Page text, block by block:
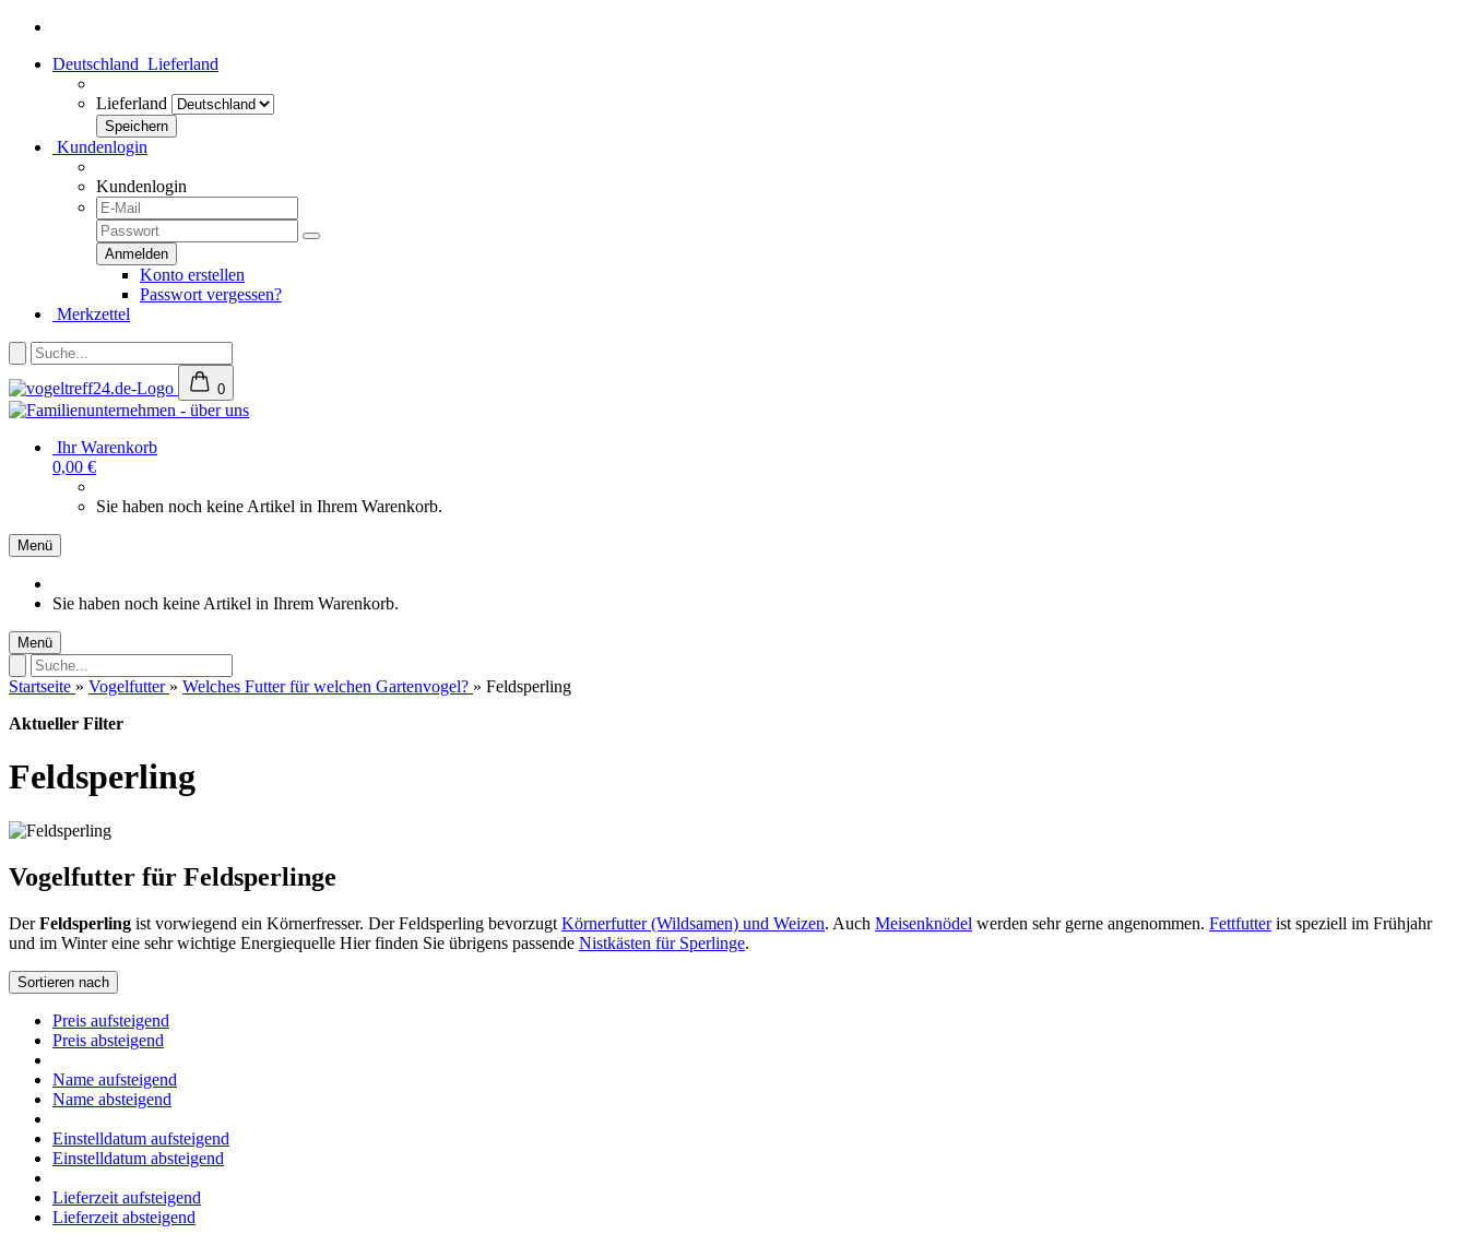
Deutschland Lieferland
Lieferland
Kundenlogin
Kundenlogin
Konto erstellen
Passwort vergessen?
Merkzettel
0
Ihr Warenkorb
0,00 €
Sie haben noch keine Artikel in Ihrem Warenkorb.
Menü
Sie haben noch keine Artikel in Ihrem Warenkorb.
Menü
Startseite » Vogelfutter » Welches Futter für welchen Gartenvogel? » Feldsperling
Aktueller Filter
Feldsperling
Vogelfutter für Feldsperlinge
DerFeldsperling ist vorwiegend ein Körnerfresser. Der Feldsperling bevorzugt Körnerfutter (Wildsamen) und Weizen. Auch Meisenknödel werden sehr gerne angenommen. Fettfutterist speziell im Frühjahr
und im Winter eine sehr wichtige Energiequelle Hier finden Sie übrigens passende Nistkästen für Sperlinge.
Sortieren nach
Preis aufsteigend
Preis absteigend
Name aufsteigend
Name absteigend
Einstelldatum aufsteigend
Einstelldatum absteigend
Lieferzeit aufsteigend
Lieferzeit absteigend